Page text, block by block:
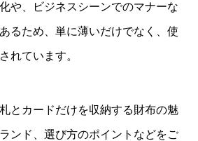
や、ビジネスシーンでのマナーな
るため、単に薄いだけでなく、使
れています。
とカードだけを収納する財布の魅
ンド、選び方のポイントなどをご